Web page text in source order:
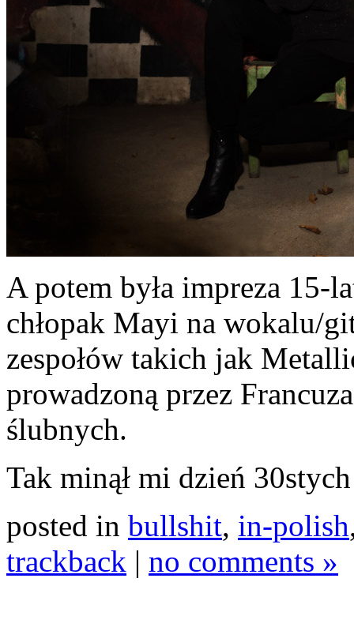
A potem była impreza
chłopak Mayi na wokalu/
zespołów takich jak
prowadzoną przez
ślubnych.
Tak minął mi dzień
posted in bullshit, in-polish
trackback | no comments »